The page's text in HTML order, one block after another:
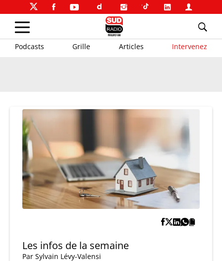
Podcasts Grille Articles Intervenez
Les infos de la semaine
Par Sylvain Lévy-Valensi